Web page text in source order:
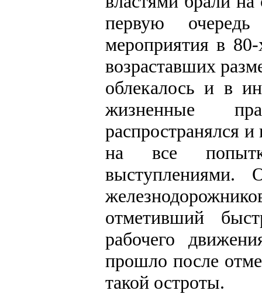
первую
мероприятия в
возраставших
облекалось и в
жизненные
распространялся
на все
выступлениями.
отметивший
рабочего
прошло после
такой остроты.